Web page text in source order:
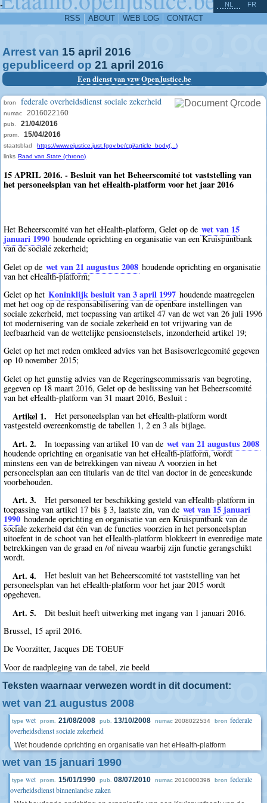
-
RSS ABOUT WEB LOG CONTACT
NL FR
Arrest van 15 april 2016
gepubliceerd op 21 april 2016
Een dienst van vzw OpenJustice.be
bron federale overheidsdienst sociale zekerheid
numac 2016022160
pub. 21/04/2016
prom. 15/04/2016
staatsblad
https://www.ejustice.just.fgov.be/cgi/article_body(...)
links Raad van State (chrono)
15 APRIL 2016. - Besluit van het Beheerscomité tot vaststelling van
het personeelsplan van het eHealth-platform voor het jaar 2016
Het Beheerscomité van het eHealth-platform, Gelet op de wet van 15
januari 1990 houdende oprichting en organisatie van een Kruispuntbank
van de sociale zekerheid;
Gelet op de wet van 21 augustus 2008 houdende oprichting en organisatie
van het eHealth-platform;
Gelet op het Koninklijk besluit van 3 april 1997 houdende maatregelen
met het oog op de responsabilisering van de openbare instellingen van
sociale zekerheid, met toepassing van artikel 47 van de wet van 26 juli 1996
tot modernisering van de sociale zekerheid en tot vrijwaring van de
leefbaarheid van de wettelijke pensioenstelsels, inzonderheid artikel 19;
Gelet op het met reden omkleed advies van het Basisoverlegcomité gegeven
op 10 november 2015;
Gelet op het gunstig advies van de Regeringscommissaris van begroting,
gegeven op 18 maart 2016, Gelet op de beslissing van het Beheerscomité
van het eHealth-platform van 31 maart 2016, Besluit :
Artikel 1.
Het personeelsplan van het eHealth-platform wordt
vastgesteld overeenkomstig de tabellen 1, 2 en 3 als bijlage.
Art. 2. In toepassing van artikel 10 van de wet van 21 augustus 2008
houdende oprichting en organisatie van het eHealth-platform, wordt
minstens een van de betrekkingen van niveau A voorzien in het
personeelsplan aan een titularis van de titel van doctor in de geneeskunde
voorbehouden.
Art. 3.
Het personeel ter beschikking gesteld van eHealth-platform in
toepassing van artikel 17 bis § 3, laatste zin, van de wet van 15 januari
1990 houdende oprichting en organisatie van een Kruispuntbank van de
sociale zekerheid dat één van de functies voorzien in het personeelsplan
uitoefent in de schoot van het eHealth-platform blokkeert in evenredige mate
betrekkingen van de graad en /of niveau waarbij zijn functie gerangschikt
wordt.
Art. 4.
Het besluit van het Beheerscomité tot vaststelling van het
personeelsplan van het eHealth-platform voor het jaar 2015 wordt
opgeheven.
Art. 5.
Dit besluit heeft uitwerking met ingang van 1 januari 2016.
Brussel, 15 april 2016.
De Voorzitter, Jacques DE TOEUF
Voor de raadpleging van de tabel, zie beeld
Teksten waarnaar verwezen wordt in dit document:
wet van 21 augustus 2008
type wet prom. 21/08/2008 pub. 13/10/2008 numac 2008022534 bron federale
overheidsdienst sociale zekerheid
Wet houdende oprichting en organisatie van het eHealth-platform
wet van 15 januari 1990
type wet prom. 15/01/1990 pub. 08/07/2010 numac 2010000396 bron federale
overheidsdienst binnenlandse zaken
^